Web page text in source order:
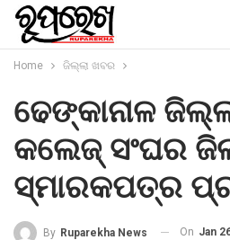
Home ଜିଲ୍ଲା ଖବର
ଢେଙ୍କାନାଳ
କଲେଜ୍ ସଂଘର
ସ୍ମାରକପତ୍ର
By Ruparekha News On Jan